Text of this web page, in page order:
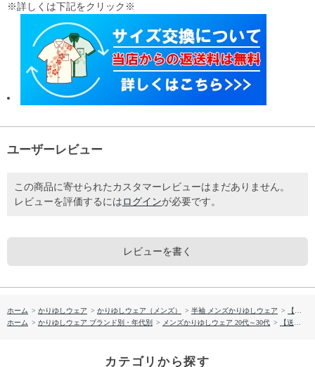
※詳しくは下記をクリック※
ユーザーレビュー
この商品に寄せられたカスタマーレビューはまだありません。
レビューを評価するには ログインが必要です。
レビューを書く
ホーム > かりゆしウェア > かりゆしウェア（メンズ） > 半袖 メンズかりゆしウェア >
【送料無料】トゥインクルスイム かりゆしウェア GEM18013S
ホーム > かりゆしウェア ブランド別・年代別 > メンズかりゆしウェア 20代～30代 > 【送料無料】トゥインクルスイム かりゆしウェア GEM18013S
カテゴリから探す